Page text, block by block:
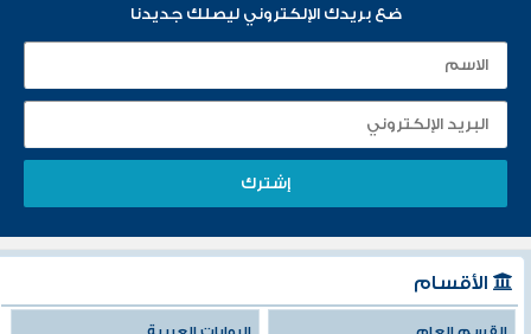
ضع بريدك الإلكتروني ليصلك جديدنا
الأقسام